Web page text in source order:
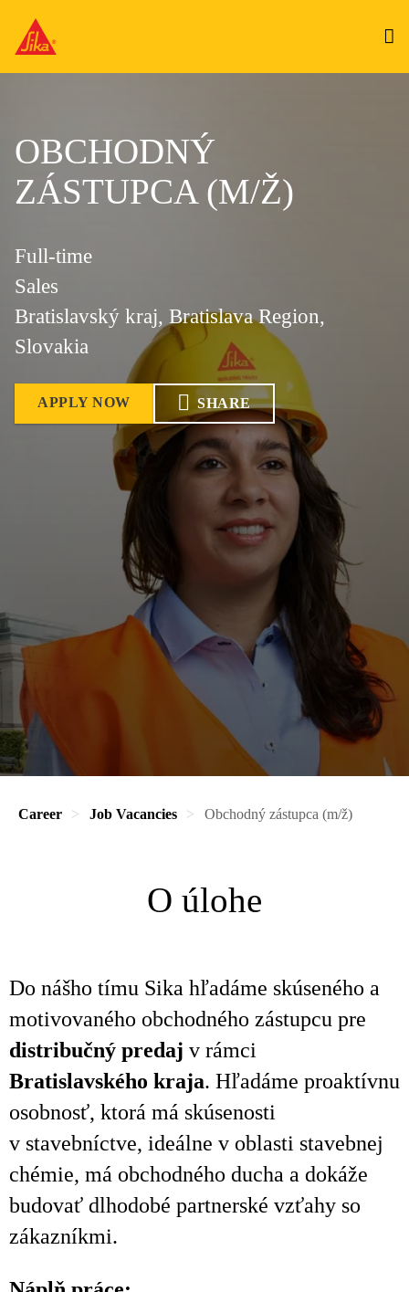
OBCHODNÝ
ZÁSTUPCA (M/Ž)
Full-time
Sales
Bratislavský kraj, Bratislava Region,
Slovakia
APPLY NOW SHARE
Career Job Vacancies Obchodný zástupca (m/ž)
O úlohe
Do nášho tímu Sika hľadáme skúseného a
motivovaného obchodného zástupcu pre
distribučný predaj v rámci
Bratislavského kraja. Hľadáme proaktívnu
osobnosť, ktorá má skúsenosti
v stavebníctve, ideálne v oblasti stavebnej
chémie, má obchodného ducha a dokáže
budovať dlhodobé partnerské vzťahy so
zákazníkmi.